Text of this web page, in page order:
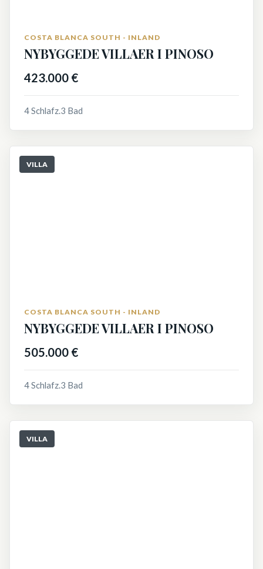
COSTA BLANCA SOUTH - INLAND
NYBYGGEDE VILLAER I PINOSO
423.000 €
4 Schlafz.3 Bad
VILLA
COSTA BLANCA SOUTH - INLAND
NYBYGGEDE VILLAER I PINOSO
505.000 €
4 Schlafz.3 Bad
VILLA